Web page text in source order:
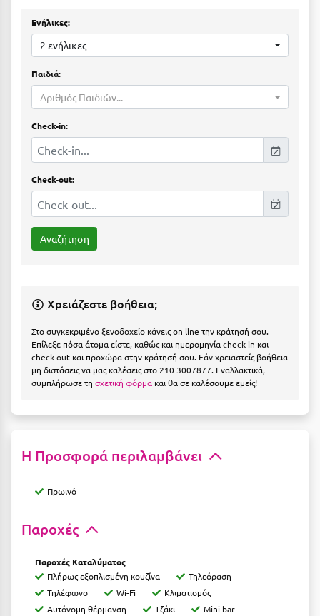
Βansko
Βόλος
Βραχάτι Κορινθίας
Βυτίνα
Γλυφάδα
Γύθειο
Διακοπτό
Ελούντα Κρήτης
Εύβοια
Ευρυτανία
Suites
Δες όλες τις προσφορές
Δες όλα τα πακέτα διακοπών
Ενήλικες:
2 ενήλικες
Παιδιά:
Αριθμός Παιδιών...
Check-in:
Check-out:
Χρειάζεστε βοήθεια;
Στο συγκεκριμένο ξενοδοχείο κάνεις on line την κράτησή σου.
Επίλεξε πόσα άτομα είστε, καθώς και ημερομηνία check in και
check out και προχώρα στην κράτησή σου. Εάν χρειαστείς βοήθεια
μη διστάσεις να μας καλέσεις στο 210 3007877. Εναλλακτικά,
συμπλήρωσε τη σχετική φόρμα και θα σε καλέσουμε εμείς!
Η Προσφορά περιλαμβάνει
Πρωινό
Παροχές
Παροχές Καταλύματος
Πλήρως εξοπλισμένη κουζίνα
Τηλεόραση
Τηλέφωνο
Wi-Fi
Κλιματισμός
Αυτόνομη θέρμανση
Τζάκι
Mini bar